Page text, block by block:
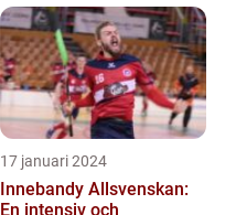
17 januari 2024
Innebandy Allsvenskan:
En intensiv och